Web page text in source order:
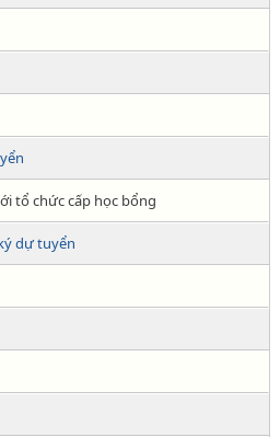
tổ chức cấp học bổng
dự tuyển